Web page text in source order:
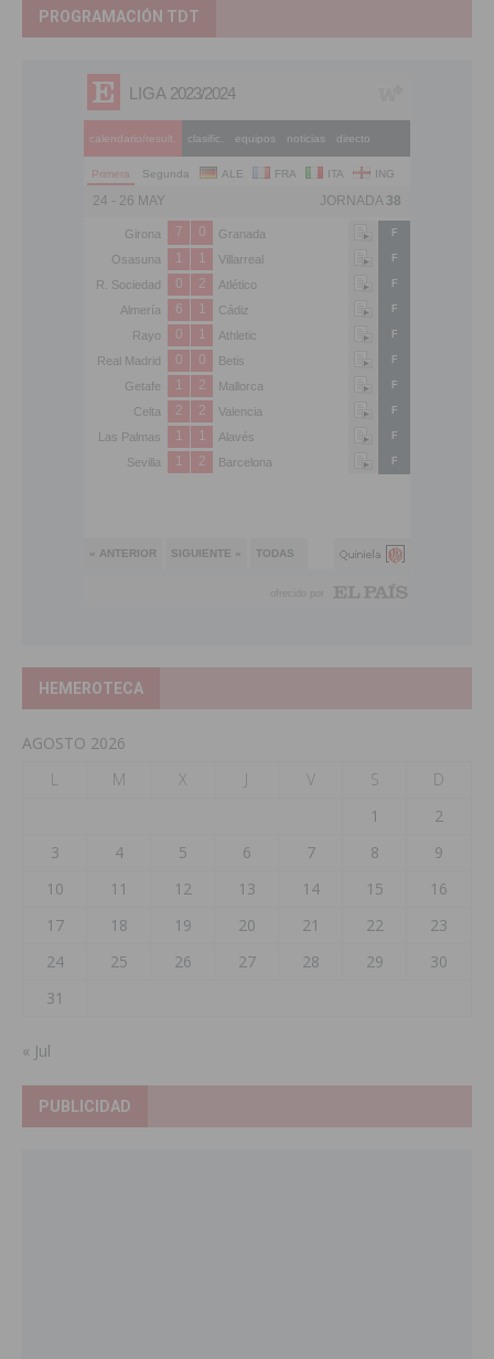
PROGRAMACIÓN TDT
HEMEROTECA
AGOSTO 2026
L
M X J V S
D
1
2
3
4 5 6 7 8
9
10
11 12 13 14 15
16
17
18 19 20 21 22
23
24
25 26 27 28 29
30
31
« Jul
PUBLICIDAD